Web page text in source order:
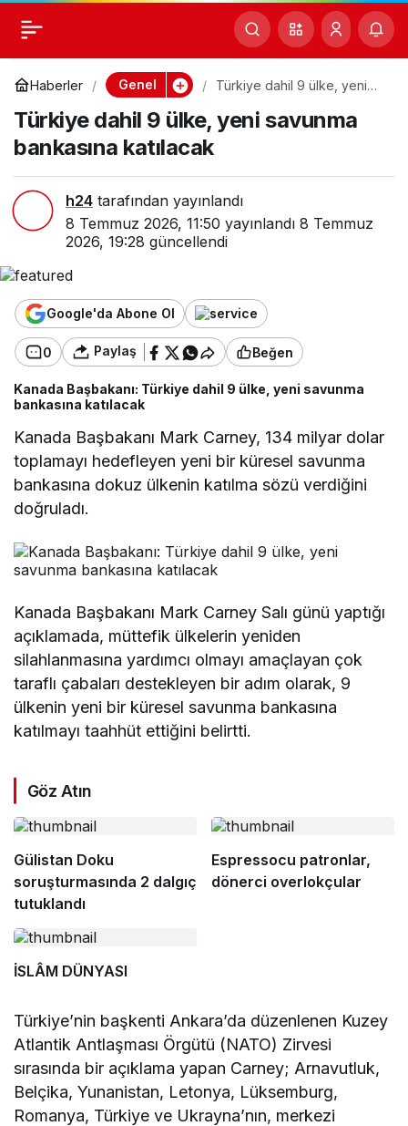
Haberler Genel
Türkiye dahil 9 ülke, yeni
katılacak
Türkiye dahil 9 ülke, yeni savunma
bankasına katılacak
h24 tarafından yayınlandı
8 Temmuz 2026, 11:50 yayınlandı 8 Temmuz
2026, 19:28 güncellendi
Google'da Abone Ol
0 Paylaş Beğen
Kanada Başbakanı: Türkiye dahil 9 ülke, yeni savunma
bankasına katılacak
Kanada Başbakanı Mark Carney, 134 milyar dolar
toplamayı hedefleyen yeni bir küresel savunma
bankasına dokuz ülkenin katılma sözü verdiğini
doğruladı.
Kanada Başbakanı Mark Carney Salı günü yaptığı
açıklamada, müttefik ülkelerin yeniden
silahlanmasına yardımcı olmayı amaçlayan çok
taraflı çabaları destekleyen bir adım olarak, 9
ülkenin yeni bir küresel savunma bankasına
katılmayı taahhüt ettiğini belirtti.
Göz Atın
Gülistan Doku
soruşturmasında 2 dalgıç
tutuklandı
Espressocu patronlar,
dönerci overlokçular
İSLÂM DÜNYASI
Türkiye’nin başkenti Ankara’da düzenlenen Kuzey
Atlantik Antlaşması Örgütü (NATO) Zirvesi
sırasında bir açıklama yapan Carney; Arnavutluk,
Belçika, Yunanistan, Letonya, Lüksemburg,
Romanya, Türkiye ve Ukrayna’nın, merkezi
Türkiye dahil 9 ülke,
yeni savunma
bankasına katılacak
0 Paylaş